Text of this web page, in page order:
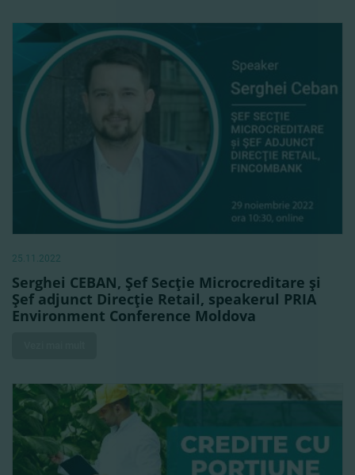
25.11.2022
Serghei CEBAN, Şef Secţie Microcreditare şi
Şef adjunct Direcţie Retail, speakerul PRIA
Environment Conference Moldova